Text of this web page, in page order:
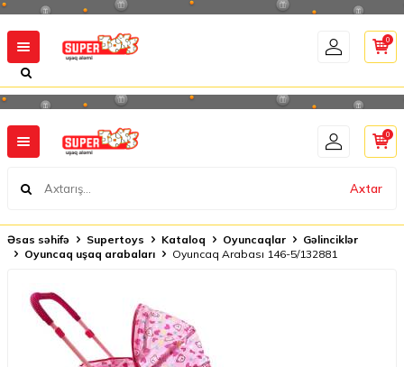
0
Axtar
0
Əsas səhifə Supertoys Kataloq Oyuncaqlar
Gəlinciklər
Oyuncaq uşaq arabaları
Oyuncaq Arabası 146-5/132881